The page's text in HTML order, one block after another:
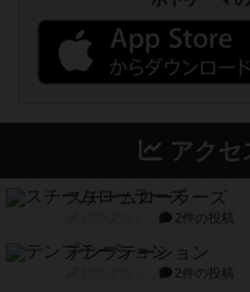
アクセ
スチームローラーズ
2件の投稿
テンプテーション
2件の投稿